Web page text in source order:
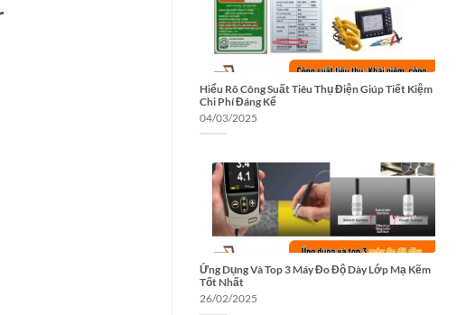
Hiểu Rõ Công Suất Tiêu Thụ Điện Giúp Tiết Kiệm
Chi Phí Đáng Kể
04/03/2025
Ứng Dụng Và Top 3 Máy Đo Độ Dày Lớp Mạ Kẽm
Tốt Nhất
26/02/2025